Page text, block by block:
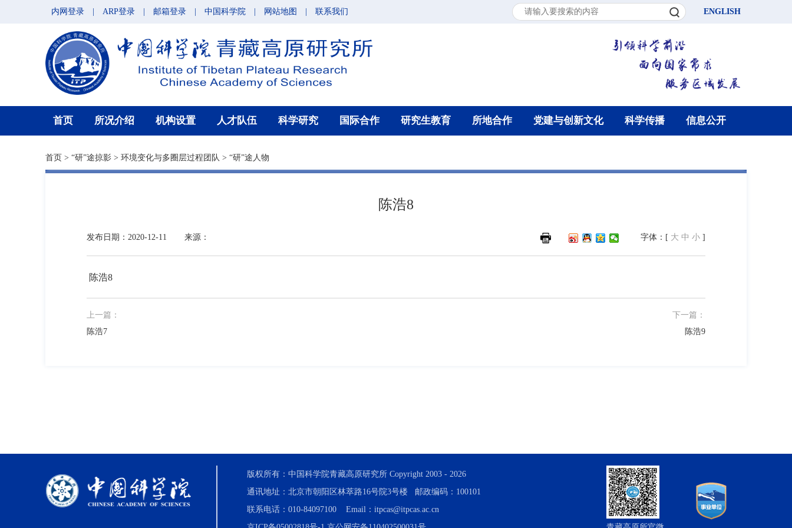
内网登录 ARP登录 邮箱登录 中国科学院 网站地图 联系我们 ENGLISH
首页 所况介绍 机构设置 人才队伍 科学研究 国际合作 研究生教育 所地合作 党建与创新文化 科学传播 信息公开
首页 > “研”途掠影 > 环境变化与多圈层过程团队 > “研”途人物
陈浩8
发布日期：2020-12-11 来源： 字体：[ 大 中 小 ]
陈浩8
上一篇：
陈浩7
下一篇：
陈浩9
版权所有：中国科学院青藏高原研究所 Copyright 2003 - 2026
通讯地址：北京市朝阳区林萃路16号院3号楼 邮政编码：100101
联系电话：010-84097100 Email：itpcas@itpcas.ac.cn